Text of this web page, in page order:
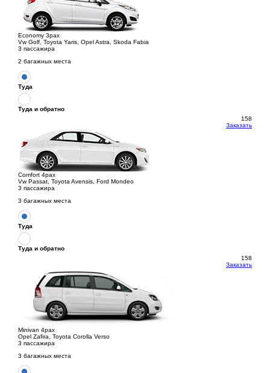
Economy 3pax
Vw Golf, Toyota Yaris, Opel Astra, Skoda Fabia
3 пассажира
2 багажных места
Туда
Туда и обратно
158
Заказать
Comfort 4pax
Vw Passat, Toyota Avensis, Ford Mondeo
3 пассажира
3 багажных места
Туда
Туда и обратно
158
Заказать
Minivan 4pax
Opel Zafira, Toyota Corolla Verso
3 пассажира
3 багажных места